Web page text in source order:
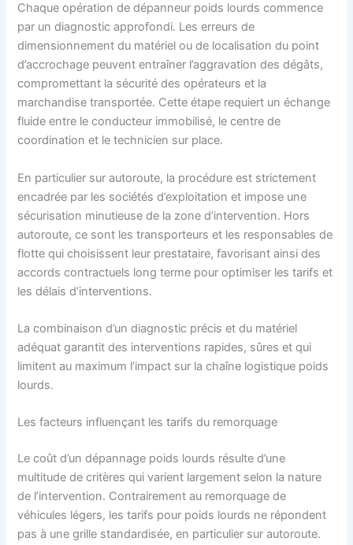
Chaque opération de dépanneur poids lourds commence
par un diagnostic approfondi. Les erreurs de
dimensionnement du matériel ou de localisation du point
d’accrochage peuvent entraîner l’aggravation des dégâts,
compromettant la sécurité des opérateurs et la
marchandise transportée. Cette étape requiert un échange
fluide entre le conducteur immobilisé, le centre de
coordination et le technicien sur place.
En particulier sur autoroute, la procédure est strictement
encadrée par les sociétés d’exploitation et impose une
sécurisation minutieuse de la zone d’intervention. Hors
autoroute, ce sont les transporteurs et les responsables de
flotte qui choisissent leur prestataire, favorisant ainsi des
accords contractuels long terme pour optimiser les tarifs et
les délais d’interventions.
La combinaison d’un diagnostic précis et du matériel
adéquat garantit des interventions rapides, sûres et qui
limitent au maximum l’impact sur la chaîne logistique poids
lourds.
Les facteurs influençant les tarifs du remorquage
Le coût d’un dépannage poids lourds résulte d’une
multitude de critères qui varient largement selon la nature
de l’intervention. Contrairement au remorquage de
véhicules légers, les tarifs pour poids lourds ne répondent
pas à une grille standardisée, en particulier sur autoroute.